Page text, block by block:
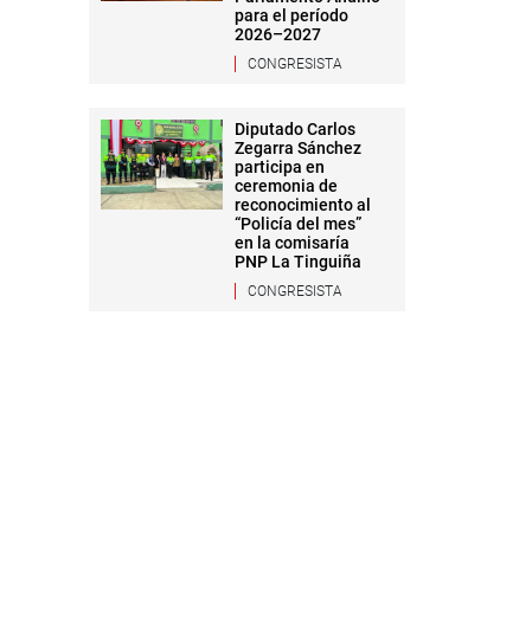
para el período
2026–2027
CONGRESISTA
Diputado Carlos
Zegarra Sánchez
participa en
ceremonia de
reconocimiento al
“Policía del mes”
en la comisaría
PNP La Tinguiña
CONGRESISTA